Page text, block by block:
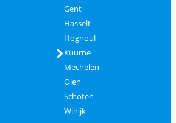
Gent
Hasselt
Hognoul
Kuurne
Mechelen
Olen
Schoten
Wilrijk